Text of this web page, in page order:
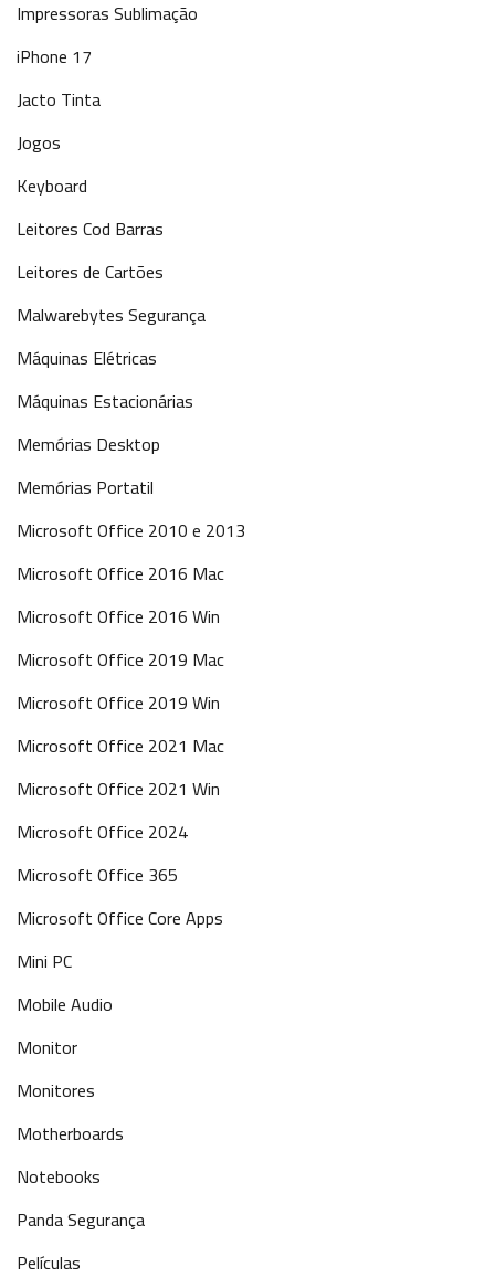
Impressoras Sublimação
iPhone 17
Jacto Tinta
Jogos
Keyboard
Leitores Cod Barras
Leitores de Cartões
Malwarebytes Segurança
Máquinas Elétricas
Máquinas Estacionárias
Memórias Desktop
Memórias Portatil
Microsoft Office 2010 e 2013
Microsoft Office 2016 Mac
Microsoft Office 2016 Win
Microsoft Office 2019 Mac
Microsoft Office 2019 Win
Microsoft Office 2021 Mac
Microsoft Office 2021 Win
Microsoft Office 2024
Microsoft Office 365
Microsoft Office Core Apps
Mini PC
Mobile Audio
Monitor
Monitores
Motherboards
Notebooks
Panda Segurança
Películas